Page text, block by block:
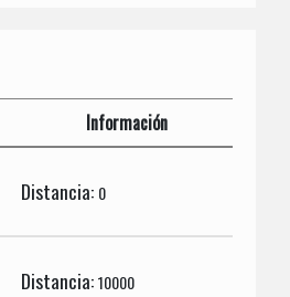
Información
Distancia: 0
Distancia:10000